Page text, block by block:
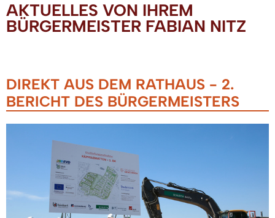
AKTUELLES VON IHREM
BÜRGERMEISTER FABIAN NITZ
DIREKT AUS DEM RATHAUS - 2.
BERICHT DES BÜRGERMEISTERS